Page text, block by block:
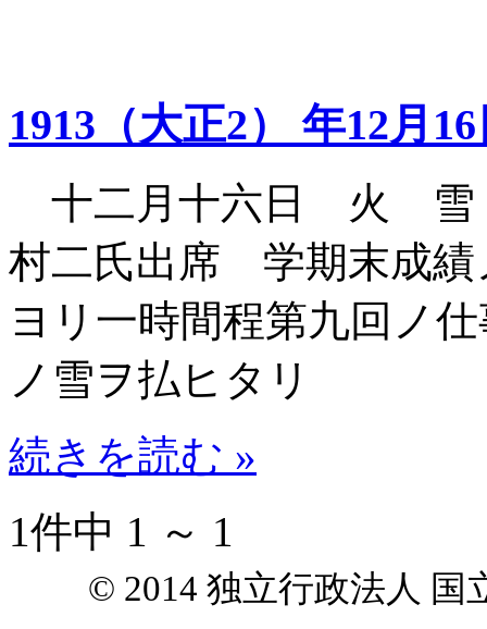
1913（大正2） 年12月
十二月十六日 火
村二氏出席 学期末成
ヨリ一時間程第九回ノ
ノ雪ヲ払ヒタリ
続きを読む »
1件中 1 ～ 1
© 2014 独立行政法人 国